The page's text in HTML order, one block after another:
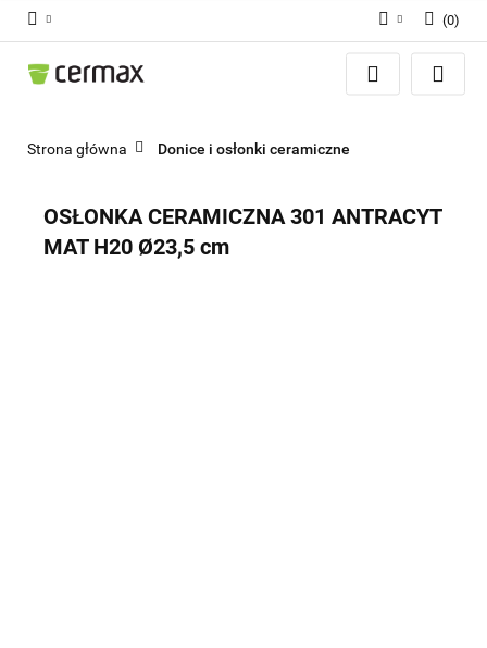
Zaloguj się
(0)
Strona główna Donice i osłonki ceramiczne
OSŁONKA CERAMICZNA 301 ANTRACYT
MAT H20 Ø23,5 cm